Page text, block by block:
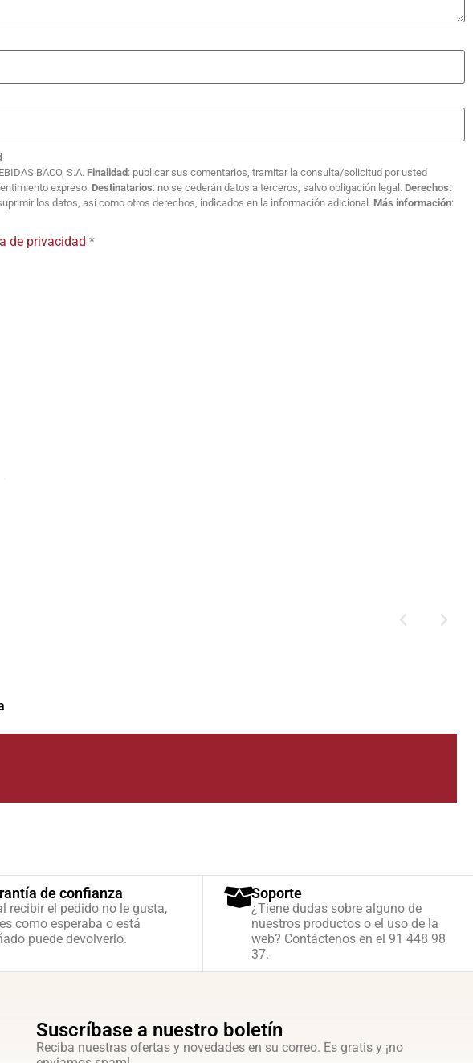
BACO, S.A. Finalidad : publicar sus comentarios, tramitar la consulta/solicitud por usted
expreso. Destinatarios: no se cederán datos a terceros, salvo obligación legal. Derechos:
los datos, así como otros derechos, indicados en la información adicional. Más información:
de privacidad *
de confianza
recibir el pedido no le gusta,
como esperaba o está
puede devolverlo.
Soporte
¿Tiene dudas sobre alguno de
nuestros productos o el uso de la
web? Contáctenos en el 91 448 98
37.
Suscríbase a nuestro boletín
Reciba nuestras ofertas y novedades en su correo. Es gratis y ¡no